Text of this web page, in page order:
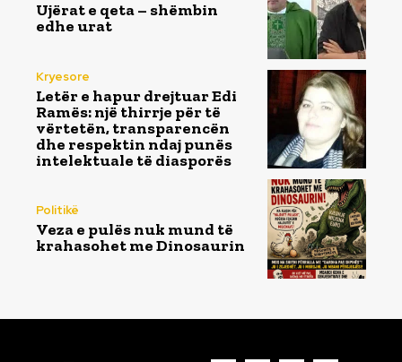
Ujërat e qeta – shëmbin
edhe urat
Kryesore
Letër e hapur drejtuar Edi
Ramës: një thirrje për të
vërtetën, transparencën
dhe respektin ndaj punës
intelektuale të diasporës
Politikë
Veza e pulës nuk mund të
krahasohet me Dinosaurin